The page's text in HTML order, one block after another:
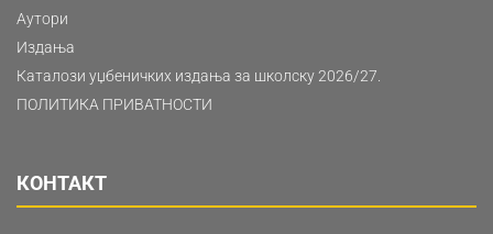
Аутори
Издања
Каталози уџбеничких издања за школску 2026/27.
ПОЛИТИКА ПРИВАТНОСТИ
КОНТАКТ